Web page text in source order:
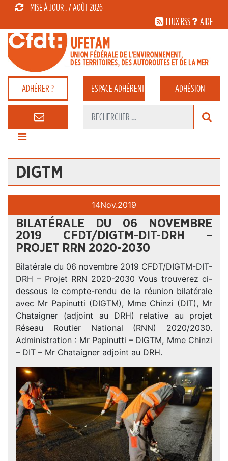
MISE À JOUR : 7 AOÛT 2026
FLUX RSS
AIDE
ADHÉRER ? ESPACEADHÉRENT ADHÉSION
DIGTM
14Nov.2019
BILATÉRALE DU 06 NOVEMBRE
2019 CFDT/DIGTM-DIT-DRH –
PROJET RRN 2020-2030
Bilatérale du 06 novembre 2019 CFDT/DIGTM-DIT-
DRH – Projet RRN 2020-2030 Vous trouverez ci-
dessous le compte-rendu de la réunion bilatérale
avec Mr Papinutti (DIGTM), Mme Chinzi (DIT), Mr
Chataigner (adjoint au DRH) relative au projet
Réseau Routier National (RNN) 2020/2030.
Administration : Mr Papinutti – DIGTM, Mme Chinzi
– DIT – Mr Chataigner adjoint au DRH.